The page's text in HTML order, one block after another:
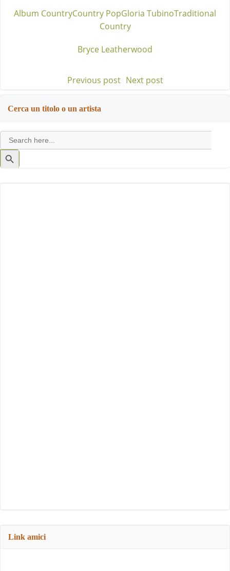
Album CountryCountry PopGloria TubinoTraditional
Country
Bryce Leatherwood
Post
navigation
Previous post Post
Next post
Cerca un titolo o un artista
Search
for:
Search
Button
Link amici